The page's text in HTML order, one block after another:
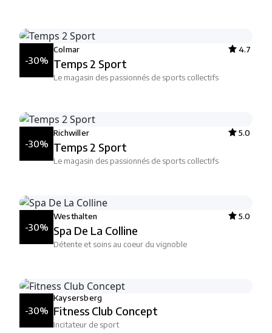
-30%
Colmar 4.7
Temps 2 Sport
Le magasin des passionnés de sports collectifs
-30%
Richwiller 5.0
Temps 2 Sport
Le magasin des passionnés de sports collectifs
-30%
Westhalten 5.0
Spa De La Colline
Détente et soins au coeur du vignoble
-30%
Kaysersberg
Fitness Club Concept
Incitateur de sport